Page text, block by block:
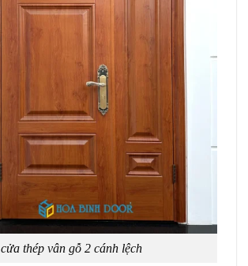
cửa thép vân gỗ 2 cánh lệch